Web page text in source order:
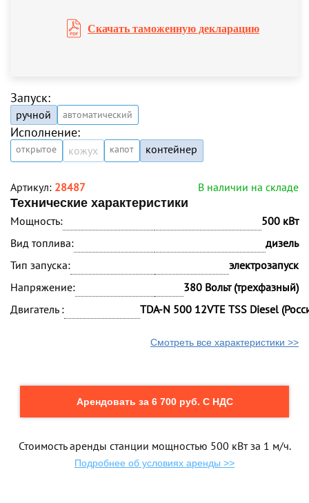
Скачать таможенную декларацию
Запуск:
ручной автоматический
Исполнение:
открытое кожух капот контейнер
Артикул: 28487
В наличии на складе
Технические характеристики
Мощность:
500 кВт
Вид топлива:
дизель
Тип запуска:
электрозапуск
Напряжение:
380 Вольт (трехфазный)
Двигатель :
TDA-N 500 12VTE TSS Diesel
Смотреть все характеристики >>
Арендовать за 6 700 руб. С НДС
Стоимость аренды станции мощностью 500 кВт за 1 м/ч.
Подробнее об условиях аренды >>